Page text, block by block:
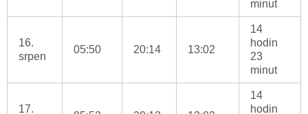
minut
16.
srpen
05:50 20:14 13:02
14
hodin
23
minut
17.
14
hodin